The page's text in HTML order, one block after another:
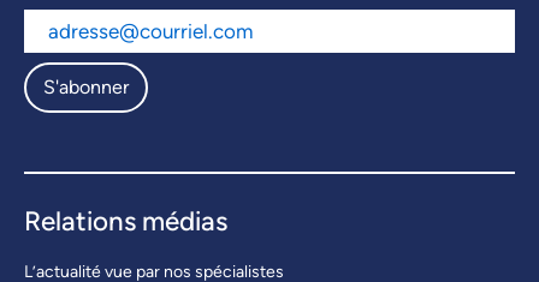
S'abonner
Relations médias
L’actualité vue par nos spécialistes